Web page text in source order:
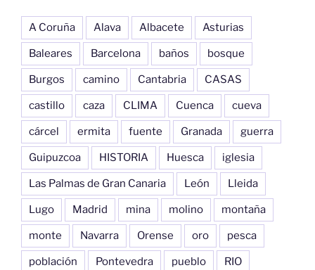
A Coruña Alava Albacete Asturias
Baleares Barcelona baños bosque
Burgos camino Cantabria CASAS
castillo caza CLIMA Cuenca cueva
cárcel ermita fuente Granada guerra
Guipuzcoa HISTORIA Huesca iglesia
Las Palmas de Gran Canaria León Lleida
Lugo Madrid mina molino montaña
monte Navarra Orense oro pesca
población Pontevedra pueblo RIO